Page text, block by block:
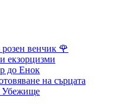
венчик 🌹
екзорцизми
до Енок
на сърцата
Убежище